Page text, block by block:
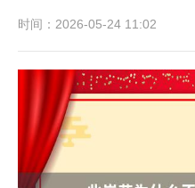
时间：2026-05-24 11:02